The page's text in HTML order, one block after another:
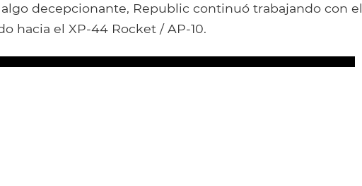
decepcionante, Republic continuó trabajando con el
hacia el XP-44 Rocket / AP-10.